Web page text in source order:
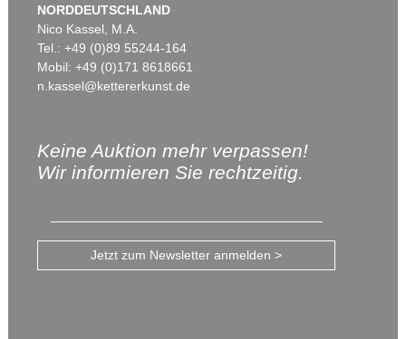
NORDDEUTSCHLAND
Nico Kassel, M.A.
Tel.: +49 (0)89 55244-164
Mobil: +49 (0)171 8618661
n.kassel@kettererkunst.de
Keine Auktion mehr verpassen!
Wir informieren Sie rechtzeitig.
Jetzt zum Newsletter anmelden >